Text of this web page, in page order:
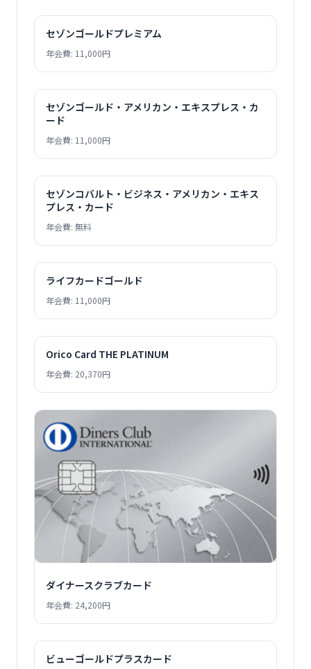
セゾンゴールドプレミアム
年会費: 11,000円
セゾンゴールド・アメリカン・エキスプレス・カ
ード
年会費: 11,000円
セゾンコバルト・ビジネス・アメリカン・エキス
プレス・カード
年会費: 無料
ライフカードゴールド
年会費: 11,000円
Orico Card THE PLATINUM
年会費: 20,370円
ダイナースクラブカード
年会費: 24,200円
ビューゴールドプラスカード